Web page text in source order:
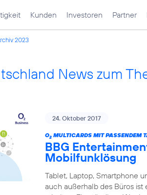
Kunden Investoren Partner
2023
News zum
24. Oktober 2017
O2 MULTICARDS MIT PASSENDEM
BBG
Mobilfunklösung
Tablet, Laptop, Smartphone
auch außerhalb des Büros